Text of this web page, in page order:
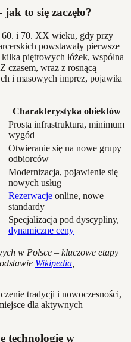
to się zaczęło?
60. i 70. XX wieku, gdy przy
powstawały pierwsze
piętrowych łóżek, wspólna
czasem, wraz z rosnącą
i masowych imprez, pojawiła
Charakterystyka obiektów
Prosta infrastruktura, minimum
wygód
Otwieranie się na nowe grupy
odbiorców
Modernizacja, pojawienie się
nowych usług
Rezerwacje online, nowe
standardy
Specjalizacja pod dyscypliny,
dynamiczne ceny
w Polsce – kluczowe etapy
Wikipedia
tradycji i nowoczesności,
dla aktywnych –
technologie w